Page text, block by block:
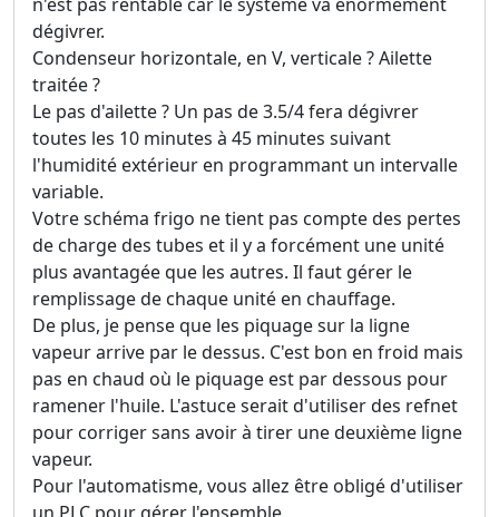
dégivrer.
Condenseur horizontale, en V, verticale ? Ailette
traitée ?
Le pas d'ailette ? Un pas de 3.5/4 fera dégivrer
toutes les 10 minutes à 45 minutes suivant
l'humidité extérieur en programmant un intervalle
variable.
Votre schéma frigo ne tient pas compte des pertes
de charge des tubes et il y a forcément une unité
plus avantagée que les autres. Il faut gérer le
remplissage de chaque unité en chauffage.
De plus, je pense que les piquage sur la ligne
vapeur arrive par le dessus. C'est bon en froid mais
pas en chaud où le piquage est par dessous pour
ramener l'huile. L'astuce serait d'utiliser des refnet
pour corriger sans avoir à tirer une deuxième ligne
vapeur.
Pour l'automatisme, vous allez être obligé d'utiliser